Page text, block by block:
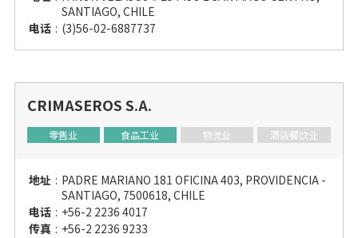
SANTIAGO, CHILE
电话 : (3)56-02-6887737
CRIMASEROS S.A.
零售业 食品工业 物流业 酒店餐饮业
地址 : PADRE MARIANO 181 OFICINA 403, PROVIDENCIA -
SANTIAGO, 7500618, CHILE
电话 : +56-2 2236 4017
传真 : +56-2 2236 9233